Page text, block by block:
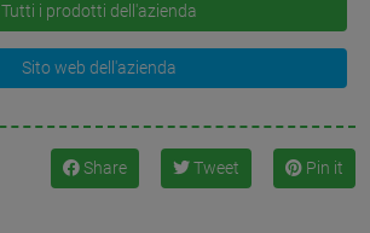
Tutti i prodotti dell'azienda
Sito web dell'azienda
Share Tweet Pin it